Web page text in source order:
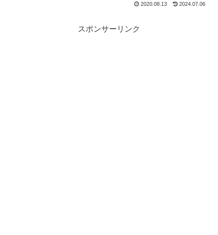
2020.08.13 2024.07.06
スポンサーリンク